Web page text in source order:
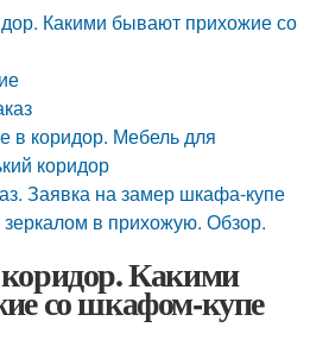
Какими бывают прихожие со
в коридор. Мебель для
коридор
Заявка на замер шкафа-купе
в прихожую. Обзор.
Какими
со шкафом-купе